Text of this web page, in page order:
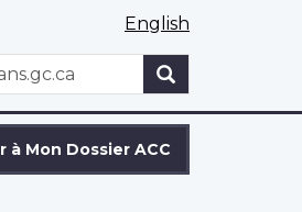
English
à Mon Dossier ACC